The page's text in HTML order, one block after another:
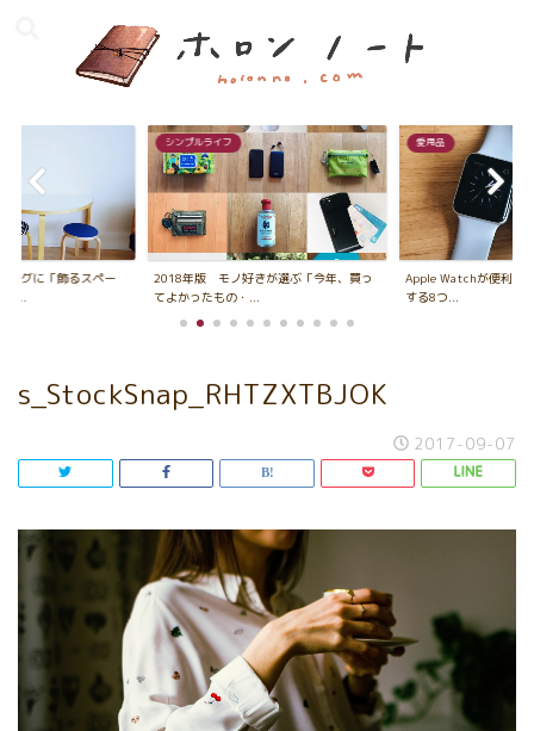
ングに「飾るスペー
シンプルライフ
2018年版 モノ好きが選ぶ「今年、買っ
てよかったもの・...
愛用品
Apple Watchが便利す
する8つ...
s_StockSnap_RHTZXTBJOK
2017-09-07